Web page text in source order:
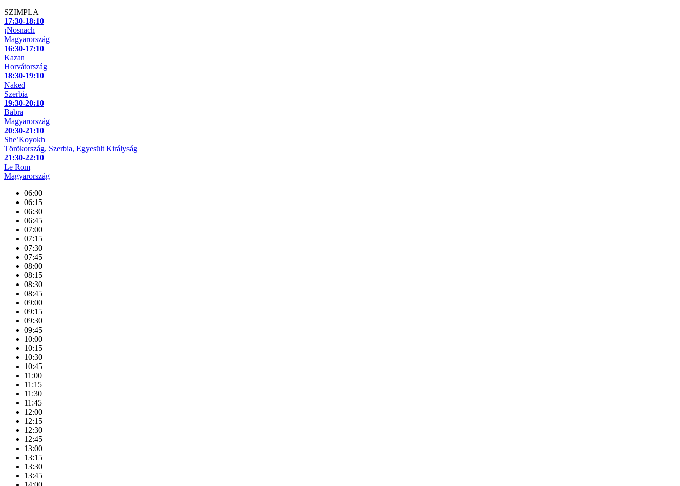
SZIMPLA
17:30-18:10
¡Nosnach
Magyarország
16:30-17:10
Kazan
Horvátország
18:30-19:10
Naked
Szerbia
19:30-20:10
Babra
Magyarország
20:30-21:10
She’Koyokh
Törökország, Szerbia, Egyesült Királyság
21:30-22:10
Le Rom
Magyarország
06:00
06:15
06:30
06:45
07:00
07:15
07:30
07:45
08:00
08:15
08:30
08:45
09:00
09:15
09:30
09:45
10:00
10:15
10:30
10:45
11:00
11:15
11:30
11:45
12:00
12:15
12:30
12:45
13:00
13:15
13:30
13:45